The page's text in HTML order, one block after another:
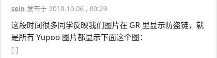
sein 发布于 2010.10.06 , 00:29
这段时间很多同学反映我们图片在 GR 里显示防盗链，就
是所有 Yupoo 图片都显示下面这个图：
[-]